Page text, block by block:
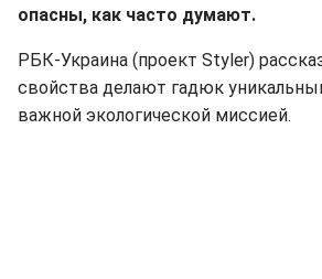
опасны, как часто думают.
РБК-Украина (проект Styler)
свойства делают гадюк
важной экологической миссией.